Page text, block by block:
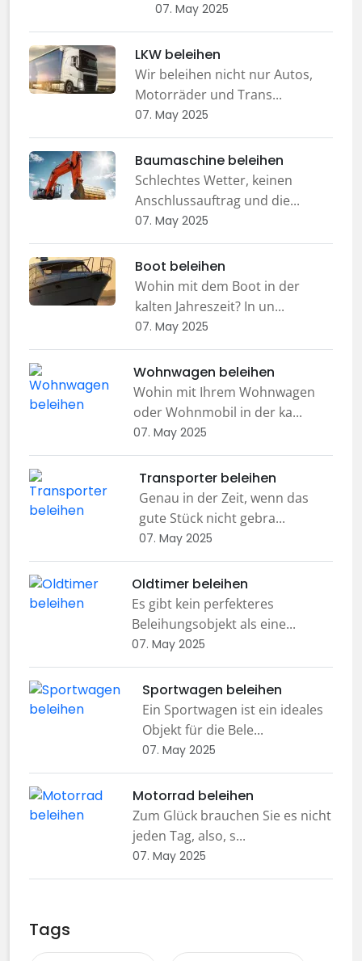
07. May 2025
LKW beleihen
Wir beleihen nicht nur Autos,
Motorräder und Trans...
07. May 2025
Baumaschine beleihen
Schlechtes Wetter, keinen
Anschlussauftrag und die...
07. May 2025
Boot beleihen
Wohin mit dem Boot in der
kalten Jahreszeit? In un...
07. May 2025
Wohnwagen beleihen
Wohin mit Ihrem Wohnwagen
oder Wohnmobil in der ka...
07. May 2025
Transporter beleihen
Genau in der Zeit, wenn das
gute Stück nicht gebra...
07. May 2025
Oldtimer beleihen
Es gibt kein perfekteres
Beleihungsobjekt als eine...
07. May 2025
Sportwagen beleihen
Ein Sportwagen ist ein ideales
Objekt für die Bele...
07. May 2025
Motorrad beleihen
Zum Glück brauchen Sie es nicht
jeden Tag, also, s...
07. May 2025
Tags